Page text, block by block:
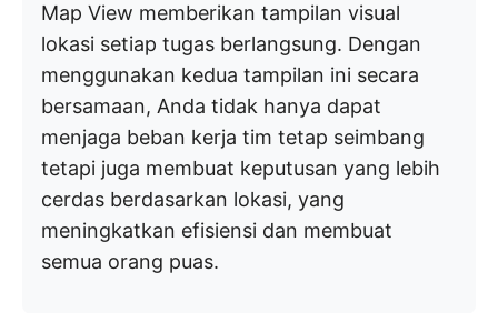
Map View memberikan tampilan visual
lokasi setiap tugas berlangsung. Dengan
menggunakan kedua tampilan ini secara
bersamaan, Anda tidak hanya dapat
menjaga beban kerja tim tetap seimbang
tetapi juga membuat keputusan yang lebih
cerdas berdasarkan lokasi, yang
meningkatkan efisiensi dan membuat
semua orang puas.